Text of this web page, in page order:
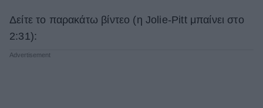
Δείτε το παρακάτω βίντεο (η Jolie-Pitt μπαίνει στο
2:31):